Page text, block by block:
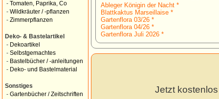
- Tomaten, Paprika, Co
- Wildkräuter / -pflanzen
- Zimmerpflanzen
Deko- & Bastelartikel
- Dekoartikel
- Selbstgemachtes
- Bastelbücher / -anleitungen
- Deko- und Bastelmaterial
Sonstiges
- Gartenbücher / Zeitschriften
Ableger Königin der Nacht *
Blattkaktus Marseillaise *
Gartenflora 03/26 *
Gartenflora 04/26 *
Gartenflora Juli 2026 *
Jetzt